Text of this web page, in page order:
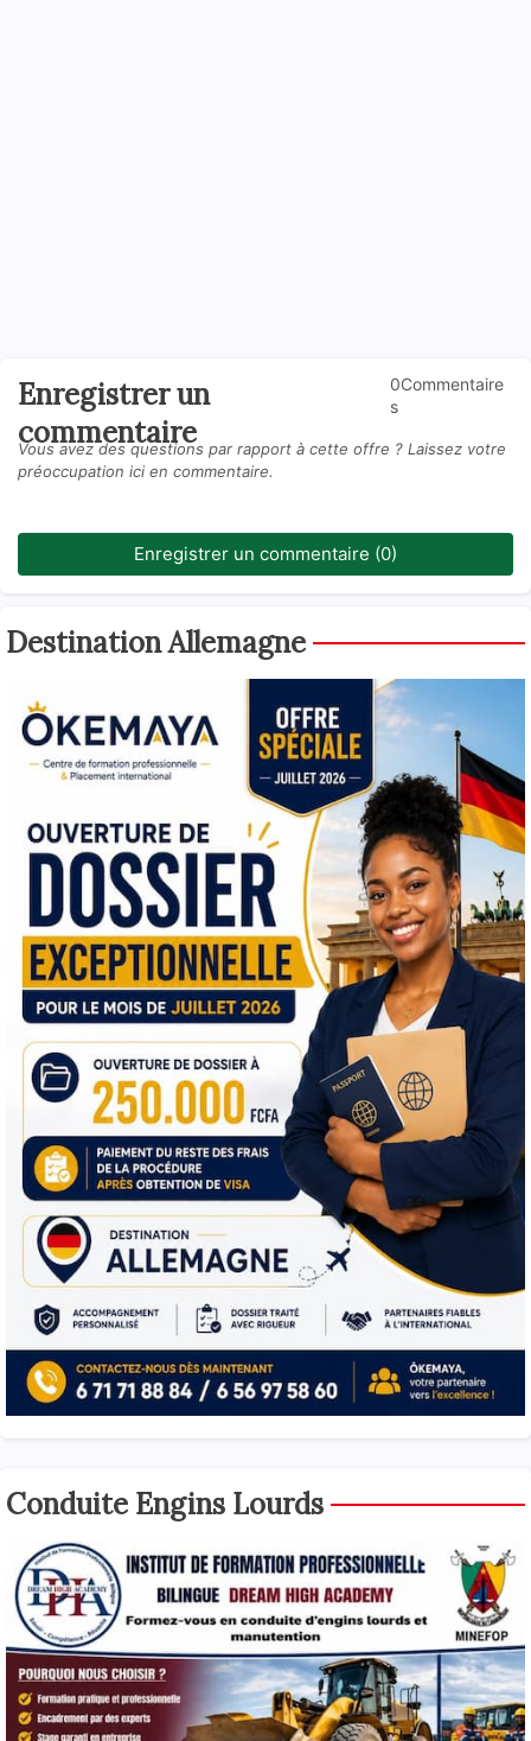
Enregistrer un
commentaire
0Commentaire
s
Vous avez des questions par rapport à cette offre ? Laissez votre
préoccupation ici en commentaire.
Enregistrer un commentaire (0)
Destination Allemagne
Conduite Engins Lourds